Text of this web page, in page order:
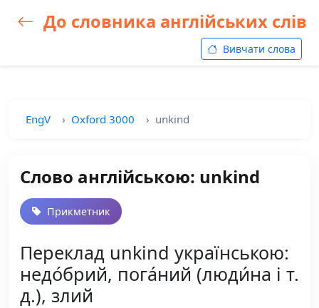
До словника англійських слів
Вивчати слова
EngV Oxford 3000 unkind
Слово англійською: unkind
Прикметник
Переклад unkind українською:
недо́брий, пога́ний (люди́на і т.
д.), злий